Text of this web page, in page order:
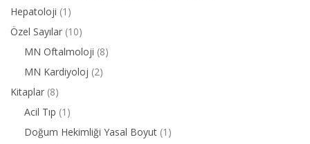
Hepatoloji (1)
Özel Sayılar (10)
MN Oftalmoloji (8)
MN Kardiyoloj (2)
Kitaplar (8)
Acil Tıp (1)
Doğum Hekimliği Yasal Boyut (1)